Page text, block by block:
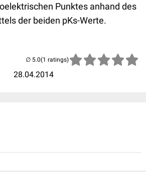
Punktes anhand des
der beiden pKs-Werte.
28.04.2014
(1 ratings)